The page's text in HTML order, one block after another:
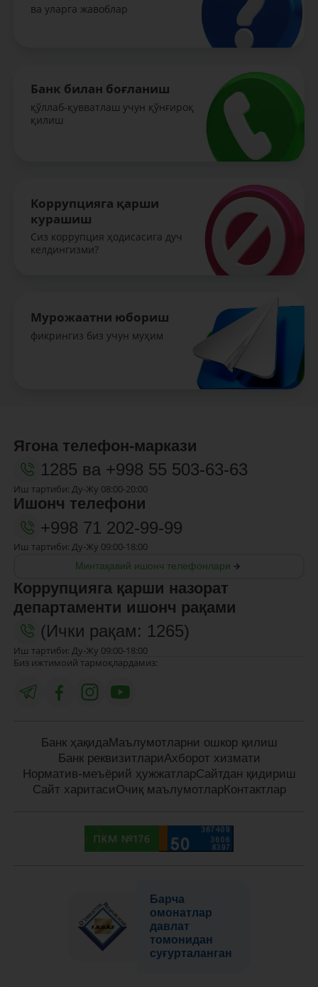
ва уларга жавоблар
Банк билан боғланиш
қўллаб-қувватлаш учун қўнғироқ
қилиш
Коррупцияга қарши
курашиш
Сиз коррупция ҳодисасига дуч
келдингизми?
Мурожаатни юбориш
фикрингиз биз учун муҳим
Ягона телефон-маркази
1285 ва +998 55 503-63-63
Иш тартиби: Ду-Жу 08:00-20:00
Ишонч телефони
+998 71 202-99-99
Иш тартиби: Ду-Жу 09:00-18:00
Минтақавий ишонч телефонлари
Коррупцияга қарши назорат
департаменти ишонч рақами
(Ички рақам: 1265)
Иш тартиби: Ду-Жу 09:00-18:00
Биз ижтимоий тармоқлардамиз:
Банк ҳақидаМаълумотларни ошкор қилиш
Банк реквизитлариАхборот хизмати
Норматив-меъёрий ҳужжатларСайтдан қидириш
Сайт харитасиОчиқ маълумотларКонтактлар
Барча
омонатлар
давлат
томонидан
суғурталанган